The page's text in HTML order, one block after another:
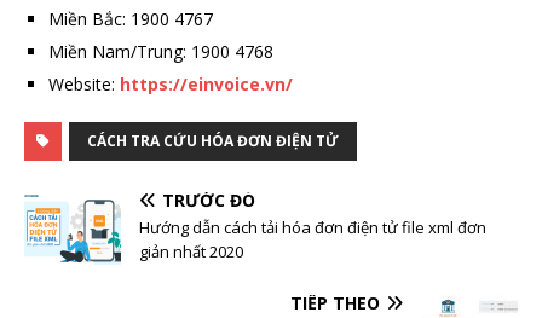
Miền Bắc: 1900 4767
Miền Nam/Trung: 1900 4768
Website: https://einvoice.vn/
CÁCH TRA CỨU HÓA ĐƠN ĐIỆN TỬ
TRƯỚC ĐÓ
Hướng dẫn cách tải hóa đơn điện tử file xml đơn
giản nhất 2020
TIẾP THEO